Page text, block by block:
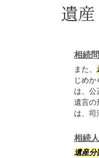
遺
相続
また、
じめ
は、公
遺言の
は、司
相続
遺産分